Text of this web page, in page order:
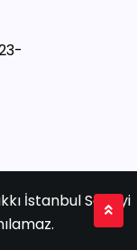
İstanbul Sanayi